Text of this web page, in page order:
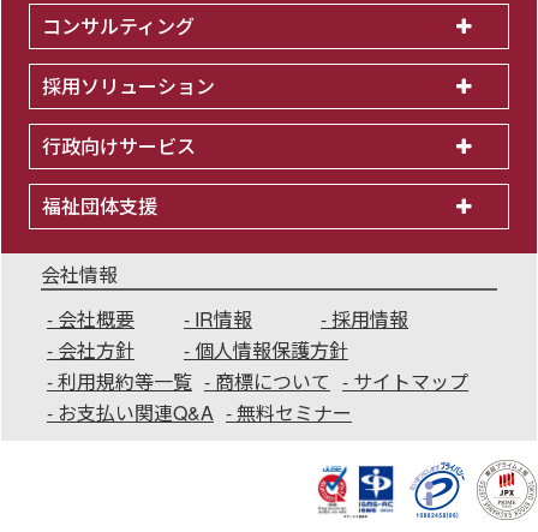
コンサルティング
採用ソリューション
行政向けサービス
福祉団体支援
会社情報
会社概要
IR情報
採用情報
会社方針
個人情報保護方針
利用規約等一覧
商標について
サイトマップ
お支払い関連Q&A
無料セミナー